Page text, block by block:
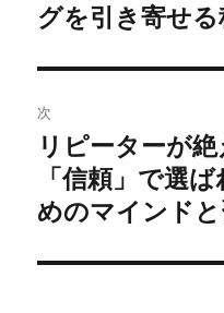
ビ
ー
シ
ョ
ン
投
グを引き寄せる
次
次
の
投
リピーターが
「信頼」で選
めのマインド